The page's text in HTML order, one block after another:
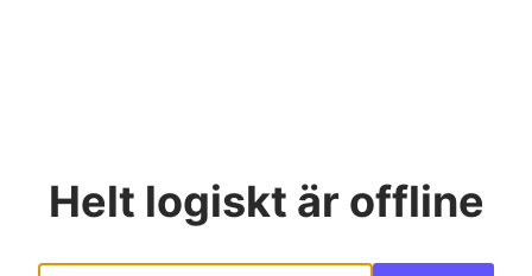
Helt logiskt är offline